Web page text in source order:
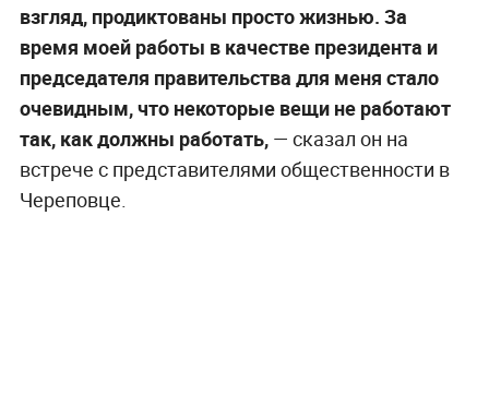
взгляд, продиктованы просто жизнью. За
время моей работы в качестве президента и
председателя правительства для меня стало
очевидным, что некоторые вещи не работают
так, как должны работать, — сказал он на
встрече с представителями общественности в
Череповце.